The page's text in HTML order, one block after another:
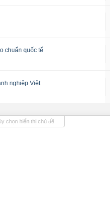
chuẩn quốc tế
nghiệp Việt
chọn hiển thị chủ đề